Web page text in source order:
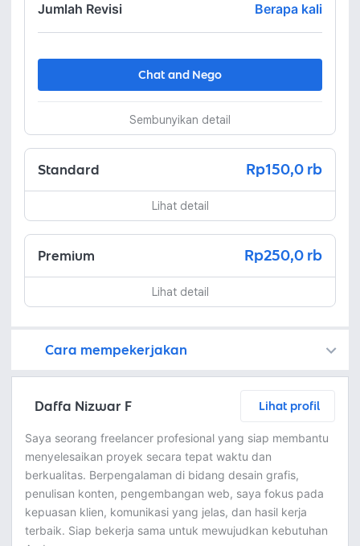
Jumlah Revisi
Berapa kali
Chat and Nego
Sembunyikan detail
Standard Rp150,0 rb
Lihat detail
Premium Rp250,0 rb
Lihat detail
Cara mempekerjakan
Daffa Nizwar F Lihat profil
Saya seorang freelancer profesional yang siap membantu
menyelesaikan proyek secara tepat waktu dan
berkualitas. Berpengalaman di bidang desain grafis,
penulisan konten, pengembangan web, saya fokus pada
kepuasan klien, komunikasi yang jelas, dan hasil kerja
terbaik. Siap bekerja sama untuk mewujudkan kebutuhan